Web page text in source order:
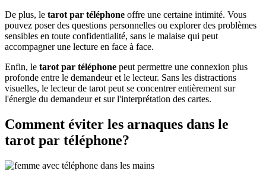
De plus, le tarot par téléphone offre une certaine intimité. Vous
pouvez poser des questions personnelles ou explorer des problèmes
sensibles en toute confidentialité, sans le malaise qui peut
accompagner une lecture en face à face.
Enfin, le tarot par téléphone peut permettre une connexion plus
profonde entre le demandeur et le lecteur. Sans les distractions
visuelles, le lecteur de tarot peut se concentrer entièrement sur
l'énergie du demandeur et sur l'interprétation des cartes.
Comment éviter les arnaques dans le
tarot par téléphone?